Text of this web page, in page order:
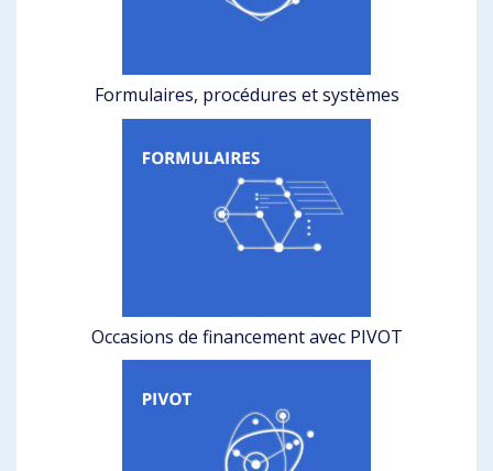
Formulaires, procédures et systèmes
Occasions de financement avec PIVOT